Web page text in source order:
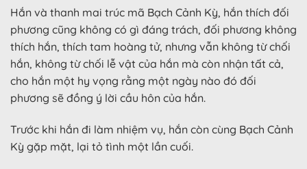
Hắn và thanh mai trúc mã Bạch Cảnh Kỳ, hắn thích đối
phương cũng không có gì đáng trách, đối phương không
thích hắn, thích tam hoàng tử, nhưng vẫn không từ chối
hắn, không từ chối lễ vật của hắn mà còn nhận tất cả,
cho hắn một hy vọng rằng một ngày nào đó đối
phương sẽ đồng ý lời cầu hôn của hắn.
Trước khi hắn đi làm nhiệm vụ, hắn còn cùng Bạch Cảnh
Kỳ gặp mặt, lại tỏ tình một lần cuối.